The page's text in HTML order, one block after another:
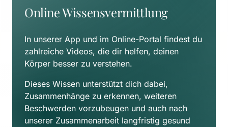
Online Wissensvermittlung
In unserer App und im Online-Portal findest du
zahlreiche Videos, die dir helfen, deinen
Körper besser zu verstehen.
Dieses Wissen unterstützt dich dabei,
Zusammenhänge zu erkennen, weiteren
Beschwerden vorzubeugen und auch nach
unserer Zusammenarbeit langfristig gesund